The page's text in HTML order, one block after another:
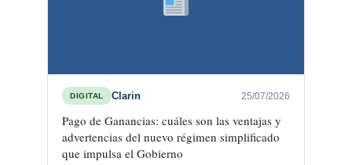
DIGITAL Clarin 25/07/2026
Pago de Ganancias: cuáles son las ventajas y
advertencias del nuevo régimen simplificado
que impulsa el Gobierno